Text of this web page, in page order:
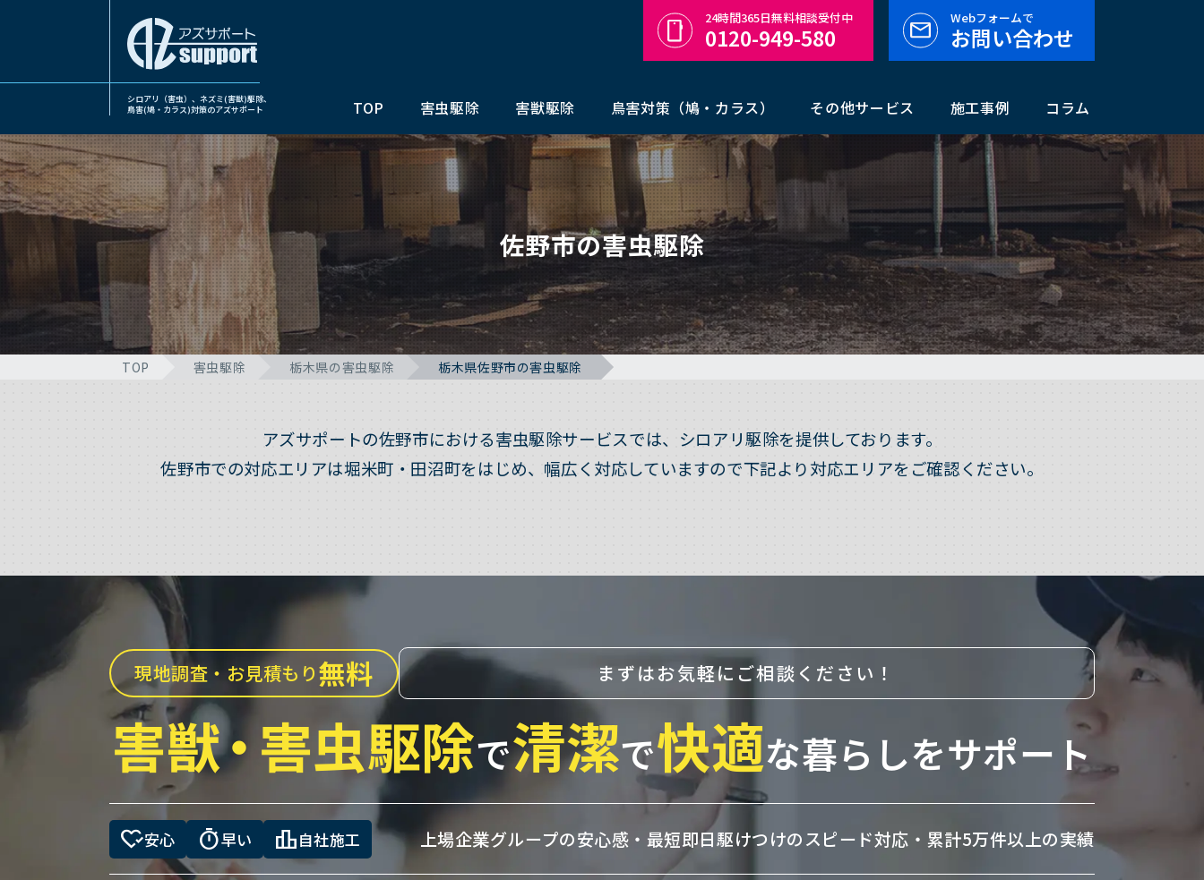
シロアリ（害虫）、ネズミ(害獣)駆除、
鳥害(鳩・カラス)対策のアズサポート
TOP 害虫駆除 害獣駆除 鳥害対策（鳩・カラス） その他サービス 施工事例 コラム
24時間365日無料相談受付中
0120-949-580
Webフォームで
お問い合わせ
佐野市の害虫駆除
TOP 害虫駆除 栃木県の害虫駆除 栃木県佐野市の害虫駆除
アズサポートの佐野市における害虫駆除サービスでは、シロアリ駆除を提供しております。
佐野市での対応エリアは堀米町・田沼町をはじめ、幅広く対応していますので下記より対応エリアをご確認ください。
現地調査・お見積もり無料 まずはお気軽にご相談ください！
害獣・害虫駆除で清潔で快適な暮らしをサポート
heart_check安心 timer早い leaderboard自社施工 上場企業グループの安心感・ 最短即日駆けつけのスピード対応・ 累計5万件以上の実績